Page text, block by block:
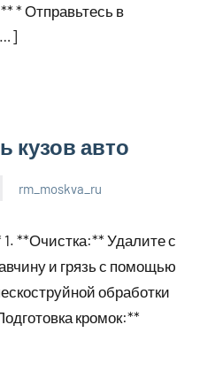
* Отправьтесь в
кузов авто
rm_moskva_ru
1. **Очистка:** Удалите с
и грязь с помощью
обработки
кромок:**